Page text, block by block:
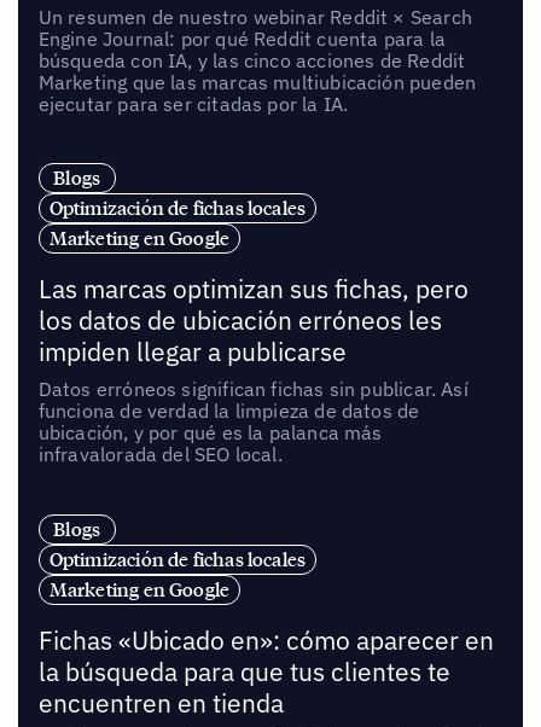
Un resumen de nuestro webinar Reddit × Search
Engine Journal: por qué Reddit cuenta para la
búsqueda con IA, y las cinco acciones de Reddit
Marketing que las marcas multiubicación pueden
ejecutar para ser citadas por la IA.
Blogs
Optimización de fichas locales
Marketing en Google
Las marcas optimizan sus fichas, pero
los datos de ubicación erróneos les
impiden llegar a publicarse
Datos erróneos significan fichas sin publicar. Así
funciona de verdad la limpieza de datos de
ubicación, y por qué es la palanca más
infravalorada del SEO local.
Blogs
Optimización de fichas locales
Marketing en Google
Fichas «Ubicado en»: cómo aparecer en
la búsqueda para que tus clientes te
encuentren en tienda